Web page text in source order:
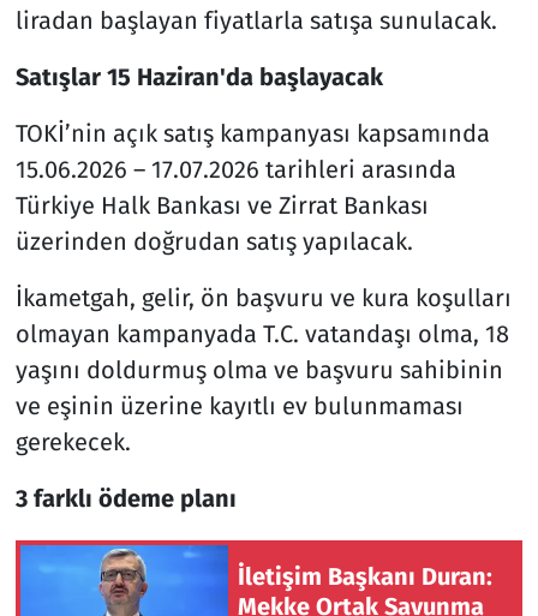
liradan başlayan fiyatlarla satışa sunulacak.
Satışlar 15 Haziran'da başlayacak
TOKİ’nin açık satış kampanyası kapsamında
15.06.2026 – 17.07.2026 tarihleri arasında
Türkiye Halk Bankası ve Zirrat Bankası
üzerinden doğrudan satış yapılacak.
İkametgah, gelir, ön başvuru ve kura koşulları
olmayan kampanyada T.C. vatandaşı olma, 18
yaşını doldurmuş olma ve başvuru sahibinin
ve eşinin üzerine kayıtlı ev bulunmaması
gerekecek.
3 farklı ödeme planı
İletişim Başkanı Duran:
Mekke Ortak Savunma